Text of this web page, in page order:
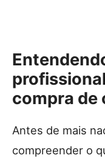
compra de
Antes de mais
compreender o